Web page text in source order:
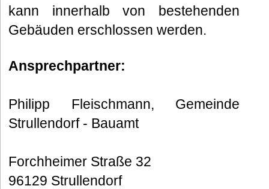
kann innerhalb von bestehenden
Gebäuden erschlossen werden.
Ansprechpartner:
Philipp Fleischmann, Gemeinde
Strullendorf - Bauamt
Forchheimer Straße 32
96129 Strullendorf